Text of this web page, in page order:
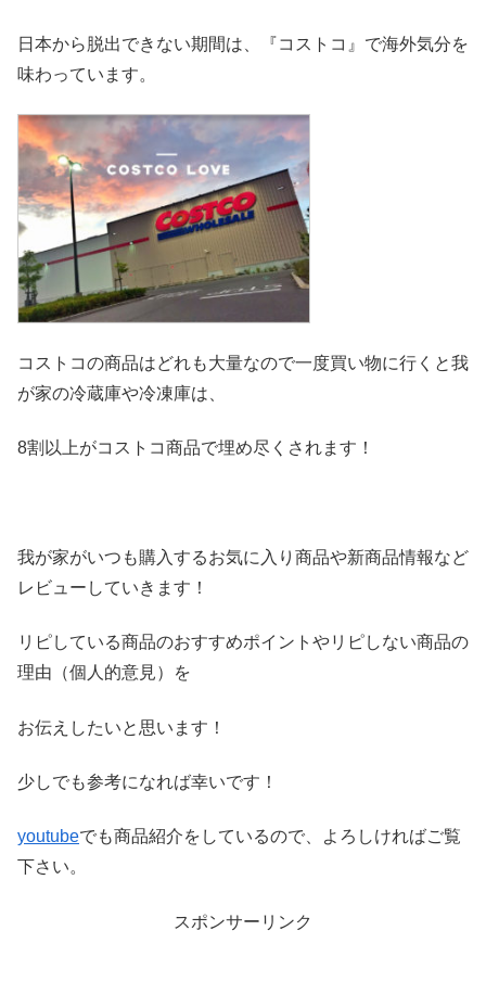
日本から脱出できない期間は、『コストコ』 で海外気分を
味わっています。
コストコの商品はどれも大量なので一度買い物に行くと我
が家の冷蔵庫や冷凍庫は、
8割以上がコストコ商品で埋め尽くされます！
我が家がいつも購入するお気に入り商品や新商品情報など
レビ ューしていきます！
リピしている商品のおすすめポイントやリピしない商品の
理由（個人的意見）を
お伝えしたいと思います！
少しでも参考になれば幸いです！
youtubeでも商品紹介をしているので、よろしければご覧
下さい。
スポンサーリンク